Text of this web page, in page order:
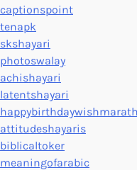
captionspoint
tenapk
skshayari
photoswalay
achishayari
latentshayari
attitudeshayaris
biblicaltoker
meaningofarabic